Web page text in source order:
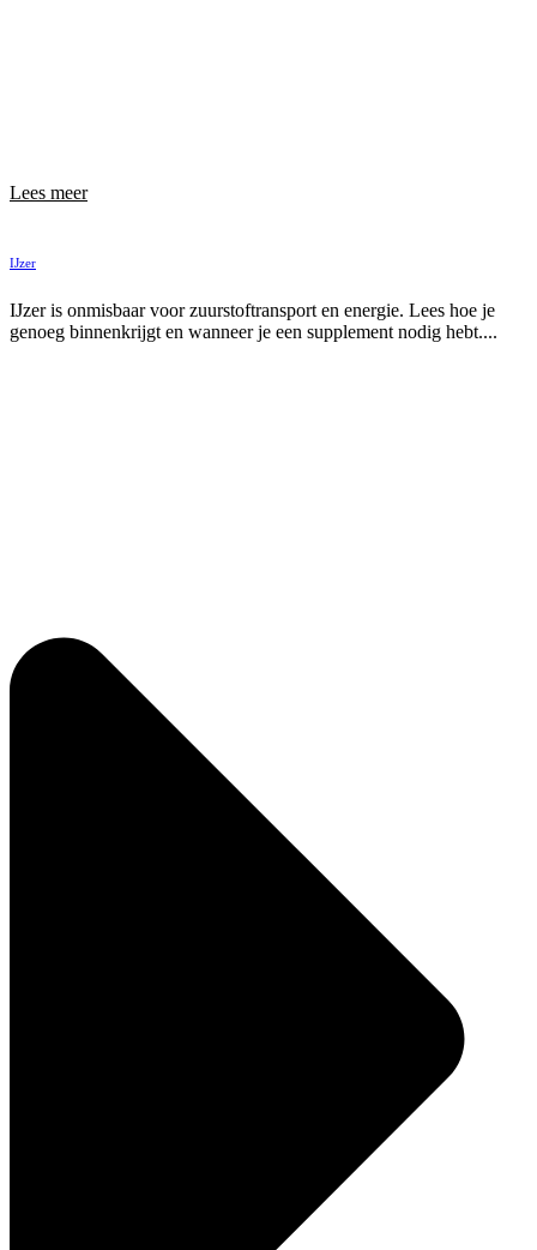
Lees meer
IJzer
IJzer is onmisbaar voor zuurstoftransport en energie. Lees hoe je
genoeg binnenkrijgt en wanneer je een supplement nodig hebt....